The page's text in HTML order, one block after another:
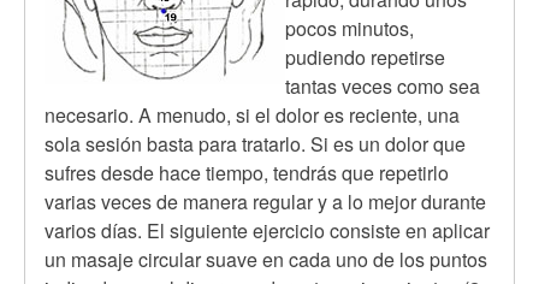
pocos minutos,
pudiendo repetirse
tantas veces como sea
necesario. A menudo, si el dolor es reciente, una
sola sesión basta para tratarlo. Si es un dolor que
sufres desde hace tiempo, tendrás que repetirlo
varias veces de manera regular y a lo mejor durante
varios días. El siguiente ejercicio consiste en aplicar
un masaje circular suave en cada uno de los puntos